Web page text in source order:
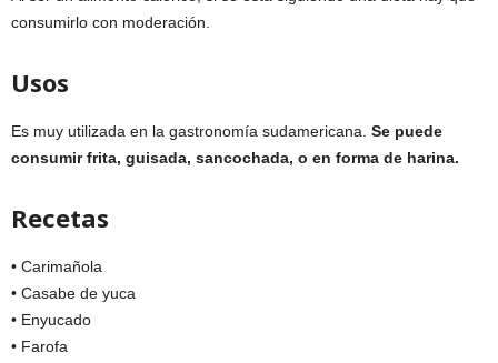
consumirlo con moderación.
Usos
Es muy utilizada en la gastronomía sudamericana. Se puede
consumir frita, guisada, sancochada, o en forma de harina.
Recetas
• Carimañola
• Casabe de yuca
• Enyucado
• Farofa